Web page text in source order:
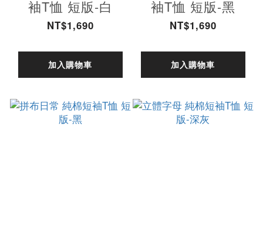
袖T恤 短版-白
NT$1,690
加入購物車
袖T恤 短版-黑
NT$1,690
加入購物車